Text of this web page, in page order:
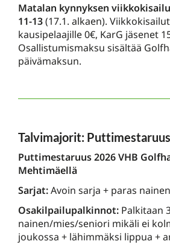
Matalan kynnyksen
11-13(17.1. alkaen).
kausipelaajille 0€, KarG jäsenet
Osallistumismaksu sisältää
päivämaksun.
Talvimajorit: Puttimestaruus
Puttimestaruus 2026 VHB
Mehtimäellä
Sarjat:Avoin sarja + paras
Osakilpailupalkinnot: Palkitaan
nainen/mies/seniori mikäli ei
joukossa + lähimmäksi lippua +